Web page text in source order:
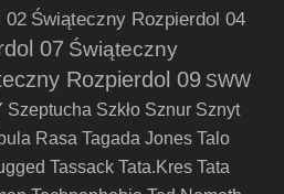
02 Świąteczny Rozpierdol 04
07 Świąteczny
Rozpierdol 09 SWW
Szeptucha Szkło Sznur Sznyt
Rasa Tagada Jones Talo
Tassack Tata.Kres Tata